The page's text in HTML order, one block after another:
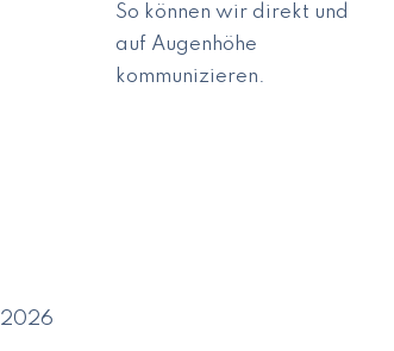
So können wir direkt und
auf Augenhöhe
kommunizieren.
2026